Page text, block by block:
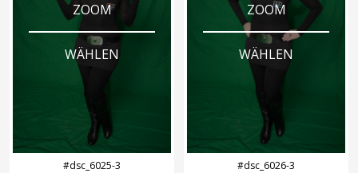
ZOOM
WÄHLEN
#dsc_6025-3
ZOOM
WÄHLEN
#dsc_6026-3